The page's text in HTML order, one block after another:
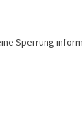
Sperrung